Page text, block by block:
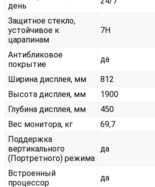
день
Защитное стекло,
устойчивое к
царапинам
7H
Антибликовое
покрытие
да
Ширина дисплея, мм
812
Высота дисплея, мм
1900
Глубина дисплея, мм
450
Вес монитора, кг
69,7
Поддержка
вертикального
(Портретного) режима
да
Встроенный
процессор
да